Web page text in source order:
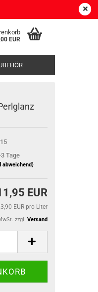
EUR
Tage
abweichend)
EUR
EUR pro Liter
zzgl. Versand